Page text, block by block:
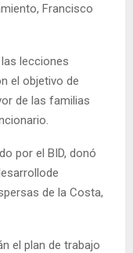
Francisco
lecciones
el objetivo de
de las familias
por el BID, donó
de la Costa,
el plan de trabajo